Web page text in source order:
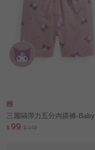
三麗鷗彈力五分內搭褲-Baby
$ 99 $ 149